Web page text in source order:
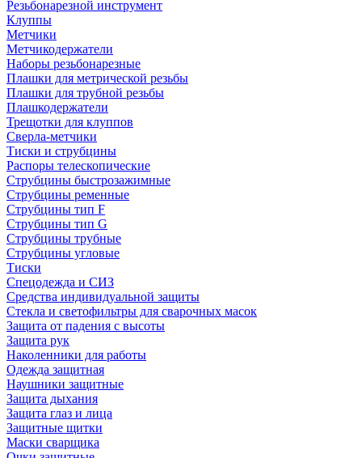
Резьбонарезной инструмент
Клуппы
Метчики
Метчикодержатели
Наборы резьбонарезные
Плашки для метрической резьбы
Плашки для трубной резьбы
Плашкодержатели
Трещотки для клуппов
Сверла-метчики
Тиски и струбцины
Распоры телескопические
Струбцины быстрозажимные
Струбцины ременные
Струбцины тип F
Струбцины тип G
Струбцины трубные
Струбцины угловые
Тиски
Спецодежда и СИЗ
Средства индивидуальной защиты
Стекла и светофильтры для сварочных масок
Защита от падения с высоты
Защита рук
Наколенники для работы
Одежда защитная
Наушники защитные
Защита дыхания
Защита глаз и лица
Защитные щитки
Маски сварщика